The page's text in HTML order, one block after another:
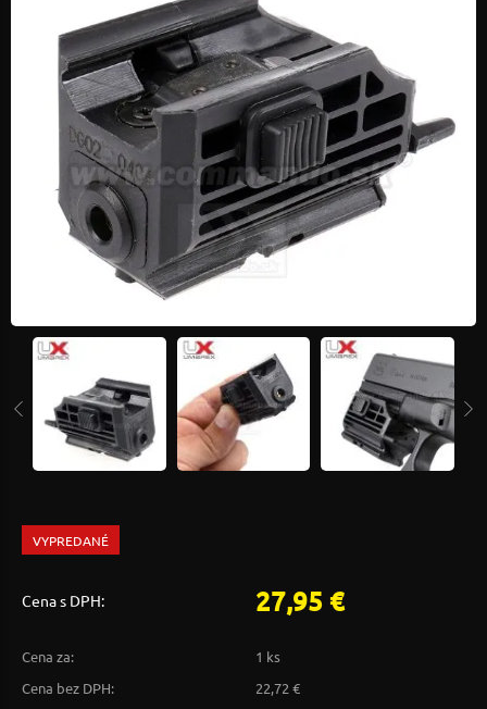
VYPREDANÉ
Cena s DPH: 27,95 €
Cena za:
1 ks
Cena bez DPH:
22,72 €